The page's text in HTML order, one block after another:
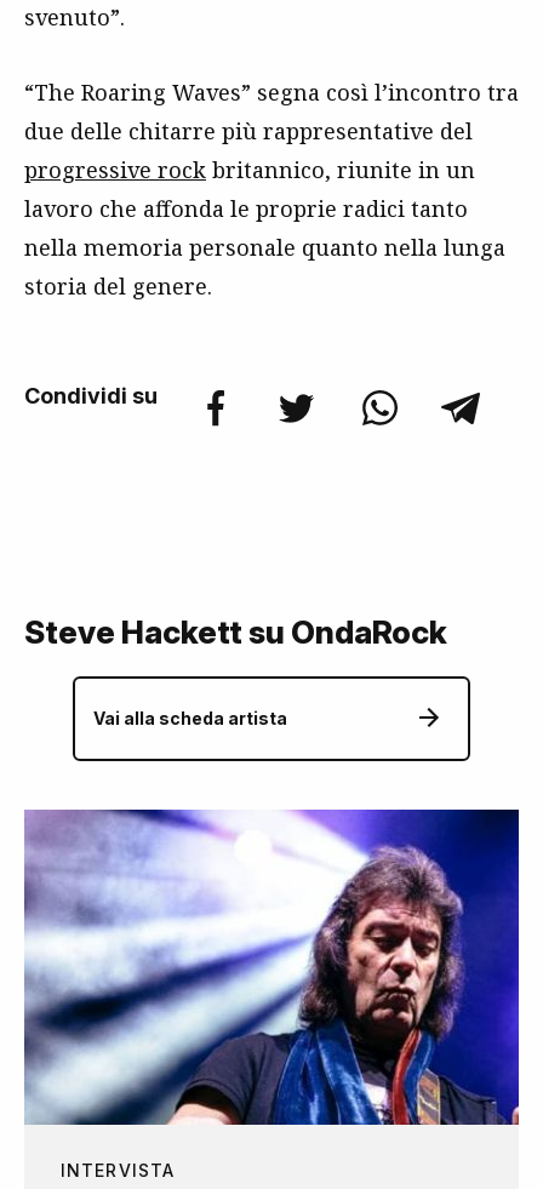
svenuto”.
“The Roaring Waves” segna così l’incontro tra
due delle chitarre più rappresentative del
progressive rock britannico, riunite in un
lavoro che affonda le proprie radici tanto
nella memoria personale quanto nella lunga
storia del genere.
Condividi su
Steve Hackett su OndaRock
Vai alla scheda artista
INTERVISTA